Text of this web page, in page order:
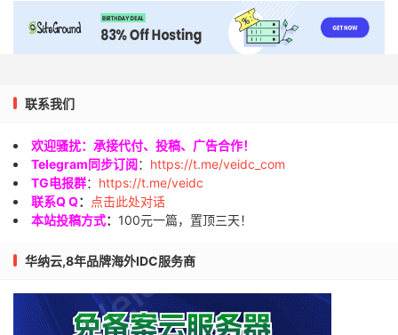
联系我们
欢迎骚扰：承接代付、投稿、广告合作！
Telegram同步订阅： https://t.me/veidc_com
TG电报群： https://t.me/veidc
联系Q Q：
点击此处对话
本站投稿方式： 100元一篇，置顶三天！
华纳云,8年品牌海外IDC服务商